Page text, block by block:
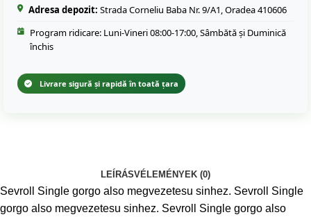
Adresa depozit: Strada Corneliu Baba Nr. 9/A1, Oradea 410606
Program ridicare: Luni-Vineri 08:00-17:00, Sâmbătă și Duminică
închis
Livrare sigură și rapidă în toată țara
LEÍRÁSVÉLEMÉNYEK (0)
Sevroll Single gorgo also megvezetesu sinhez. Sevroll Single
gorgo also megvezetesu sinhez. Sevroll Single gorgo also